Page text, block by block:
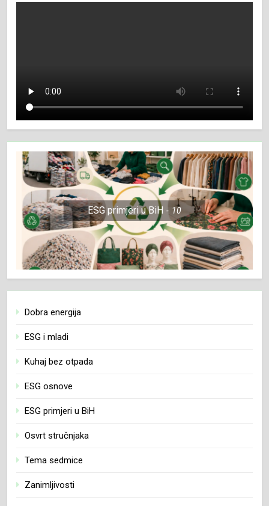
ESG primjeri u BiH 10
Dobra energija
ESG i mladi
Kuhaj bez otpada
ESG osnove
ESG primjeri u BiH
Osvrt stručnjaka
Tema sedmice
Zanimljivosti